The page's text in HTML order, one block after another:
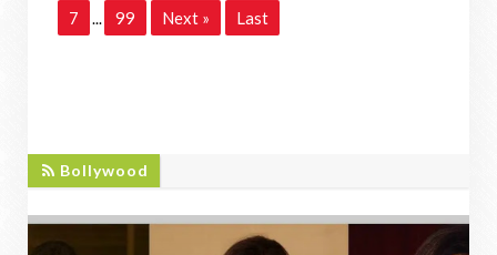
7
... 99 Next » Last
Bollywood